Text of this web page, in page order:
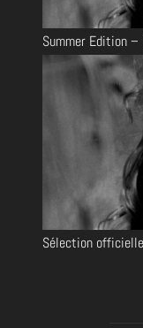
Summer Edition
Sélection officielle